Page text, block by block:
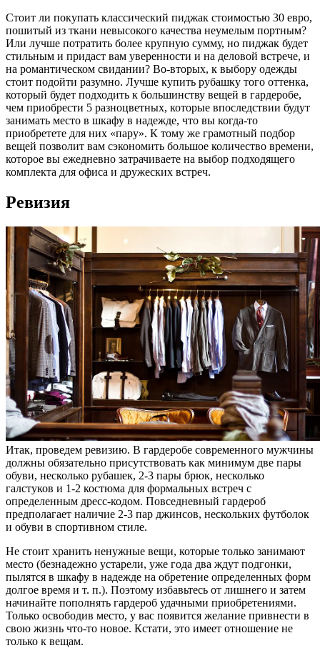
Стоит ли покупать классический пиджак стоимостью 30 евро,
пошитый из ткани невысокого качества неумелым портным?
Или лучше потратить более крупную сумму, но пиджак будет
стильным и придаст вам уверенности и на деловой встрече, и
на романтическом свидании? Во-вторых, к выбору одежды
стоит подойти разумно. Лучше купить рубашку того оттенка,
который будет подходить к большинству вещей в гардеробе,
чем приобрести 5 разноцветных, которые впоследствии будут
занимать место в шкафу в надежде, что вы когда-то
приобретете для них «пару». К тому же грамотный подбор
вещей позволит вам сэкономить большое количество времени,
которое вы ежедневно затрачиваете на выбор подходящего
комплекта для офиса и дружеских встреч.
Ревизия
Итак, проведем ревизию. В гардеробе современного мужчины
должны обязательно присутствовать как минимум две пары
обуви, несколько рубашек, 2-3 пары брюк, несколько
галстуков и 1-2 костюма для формальных встреч с
определенным дресс-кодом. Повседневный гардероб
предполагает наличие 2-3 пар джинсов, нескольких футболок
и обуви в спортивном стиле.
Не стоит хранить ненужные вещи, которые только занимают
место (безнадежно устарели, уже года два ждут подгонки,
пылятся в шкафу в надежде на обретение определенных форм
долгое время и т. п.). Поэтому избавьтесь от лишнего и затем
начинайте пополнять гардероб удачными приобретениями.
Только освободив место, у вас появится желание привнести в
свою жизнь что-то новое. Кстати, это имеет отношение не
только к вещам.